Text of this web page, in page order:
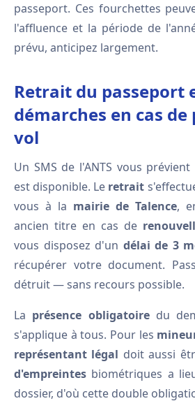
passeport. Ces fourchettes
l'affluence et la période de
prévu, anticipez largement.
Retrait du passeport
démarches en cas
vol
Un SMS de l'ANTS vous
est disponible. Le retrait
vous à la mairie de Talence,
ancien titre en cas de
vous disposez d'un délai de 3
récupérer votre document.
détruit — sans recours possible.
La présence obligatoiredu
s'applique à tous. Pour les
représentant légal doit aussi
d'empreintes biométriques a
dossier, d'où cette double